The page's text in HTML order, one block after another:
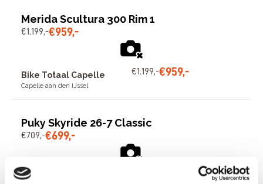
Merida Scultura 300 Rim 1
€1.199,-€959,-
Bike Totaal Capelle
Capelle aan den IJssel
€1.199,-€959,-
Puky Skyride 26-7 Classic
€709,-€699,-
Bike Totaal Capelle